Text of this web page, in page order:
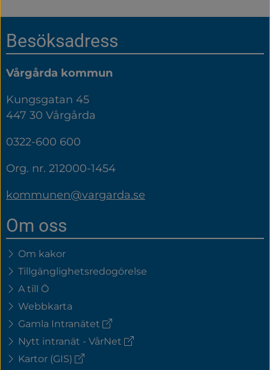
Sidfot
Besöksadress
Vårgårda kommun
Kungsgatan 45
447 30 Vårgårda
0322-600 600
Org. nr. 212000-1454
kommunen@vargarda.se
Om oss
Om kakor
Tillgänglighetsredogörelse
A till Ö
Webbkarta
Gamla Intranätet (extern
länk)
Nytt intranät - VårNet (extern
Kartor (GIS) (extern